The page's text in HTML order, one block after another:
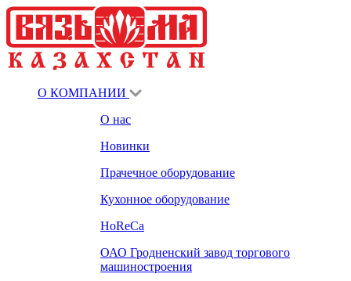
О КОМПАНИИ
О нас
Новинки
Прачечное оборудование
Кухонное оборудование
HoReCa
ОАО Гродненский завод торгового
машиностроения